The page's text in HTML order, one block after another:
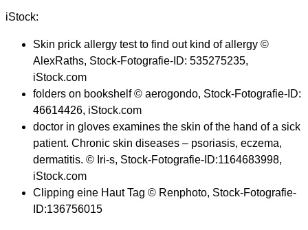
iStock:
Skin prick allergy test to find out kind of allergy ©
AlexRaths, Stock-Fotografie-ID: 535275235,
iStock.com
folders on bookshelf © aerogondo, Stock-Fotografie-ID:
46614426, iStock.com
doctor in gloves examines the skin of the hand of a sick
patient. Chronic skin diseases – psoriasis, eczema,
dermatitis. © Iri-s, Stock-Fotografie-ID:1164683998,
iStock.com
Clipping eine Haut Tag © Renphoto, Stock-Fotografie-
ID:136756015